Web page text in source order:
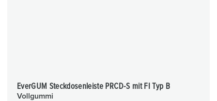
EverGUM Steckdosenleiste PRCD-S mit FI Typ B
Vollgummi